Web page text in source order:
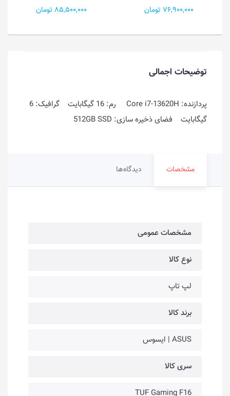
85,500,000 تومان
49,000,000 تومان
توضیحات اجمالی
پردازنده: Core i7-13620H رم: 16 گیگابایت گرافیک: 6
گیگابایت فضای ذخیره سازی: 512GB SSD
مشخصات دیدگاه‌ها
مشخصات عمومی
نوع کالا
لپ تاپ
برند کالا
ASUS | ایسوس
سری کالا
TUF Gaming F16